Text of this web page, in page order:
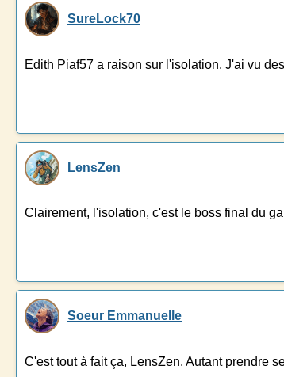
SureLock70
Edith Piaf57 a raison sur l'isolation. J'ai vu
LensZen
Clairement, l'isolation, c'est le boss final du
Soeur Emmanuelle
C'est tout à fait ça, LensZen. Autant prendre